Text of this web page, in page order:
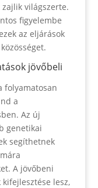
világszerte.
figyelembe
az eljárások
jövőbeli
folyamatosan
a
Az új
genetikai
segíthetnek
A jövőbeni
lesz,